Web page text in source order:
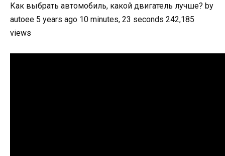
Как выбрать автомобиль, какой двигатель лучше? by
autoee 5 years ago 10 minutes, 23 seconds 242,185
views